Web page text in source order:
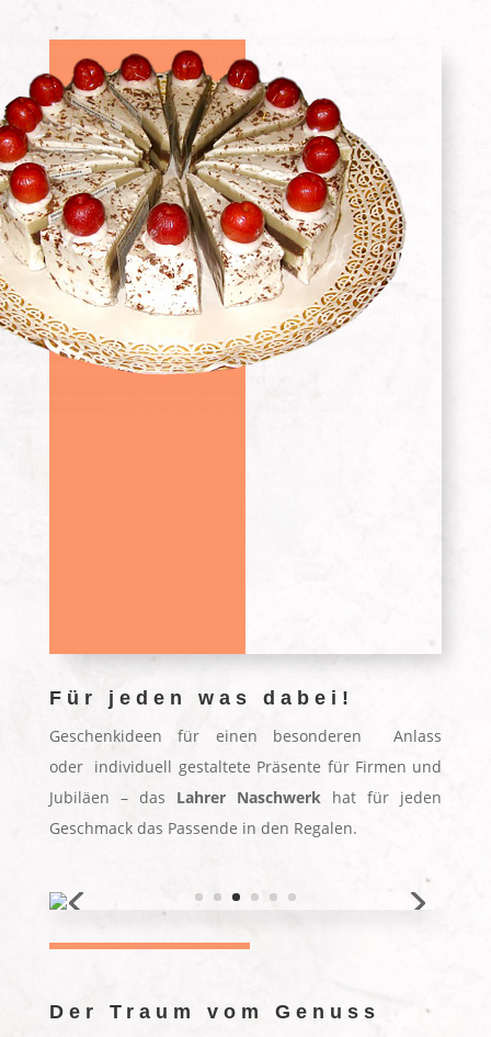
Für jeden was dabei!
Geschenkideen für einen besonderen Anlass
oder individuell gestaltete Präsente für Firmen und
Jubiläen – das Lahrer Naschwerk hat für jeden
Geschmack das Passende in den Regalen.
Der Traum vom Genuss